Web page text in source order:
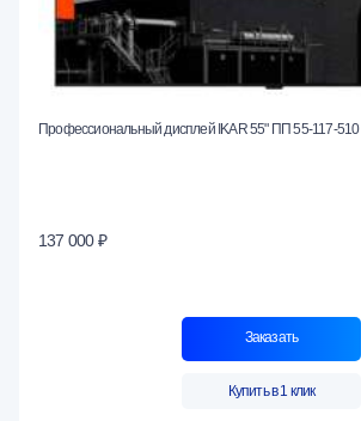
Профессиональный дисплей IKAR 55" ПП 55-117-510
137 000 ₽
Заказать
Купить в 1 клик